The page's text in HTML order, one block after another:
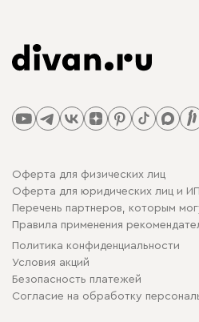
Оферта для физических лиц
Оферта для юридических лиц и ИП
Перечень партнеров, которым
Правила применения
Политика конфиденциальности
Условия акций
Безопасность платежей
Cогласие на обработку